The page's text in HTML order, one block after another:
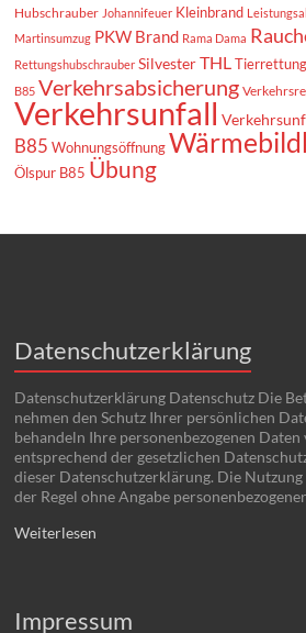
Hubschrauber Johannifeuer Kleinbrand
Martinsumzug PKW Brand Rama Dama
Rettungshubschrauber Silvester THL Tierrettung
B85 Verkehrsabsicherung
Verkehrsunfall
B85 Wohnungsöffnung
Ölspur B85 Übung
Datenschutzerklärung
Datenschutzerklärung Datenschutz Die
nehmen den Schutz Ihrer persönlichen
behandeln Ihre personenbezogenen
entsprechend der gesetzlichen
dieser Datenschutzerklärung. Die
der Regel ohne Angabe
Weiterlesen
Impressum